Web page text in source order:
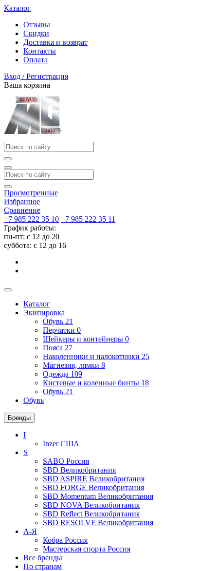
Каталог
Отзывы
Скидки
Доставка и возврат
Контакты
Оплата
Вход / Регистрация
Ваша корзина
Просмотренные
Избранное
Сравнение
+7 985 222 35 10 +7 985 222 35 11
График работы:
пн-пт: с 12 до 20
суббота: c 12 до 16
Каталог
Экипировка
Обувь 21
Перчатки 0
Шейкеры и контейнеры 0
Пояса 27
Наколенники и налокотники 25
Магнезия, лямки 8
Одежда 109
Кистевые и коленные бинты 18
Обувь 21
Обувь
Бренды
I
InzerСША
S
SABO Россия
SBD Великобритания
SBD ASPIRE Великобритания
SBD FORGE Великобритания
SBD Momentum Великобритания
SBD NOVA Великобритания
SBD Reflect Великобритания
SBD RESOLVE Великобритания
А-Я
Кобра Россия
Мастерская спорта Россия
Все бренды
По странам